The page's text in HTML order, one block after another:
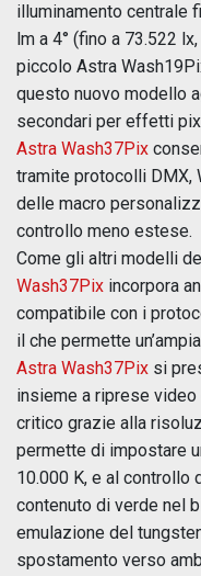
illuminamento centrale
lm a 4° (fino a 73.522
piccolo Astra
questo nuovo modello
secondari per effetti
Astra Wash37Pix
tramite protocolli DMX,
delle macro
controllo meno estese.
Come gli altri modelli
Wash37Pix incorpora
compatibile con i
il che permette
Astra Wash37Pix si
insieme a riprese
critico grazie alla
permette di impostare
10.000 K, e al controllo
contenuto di verde nel
emulazione del
spostamento verso